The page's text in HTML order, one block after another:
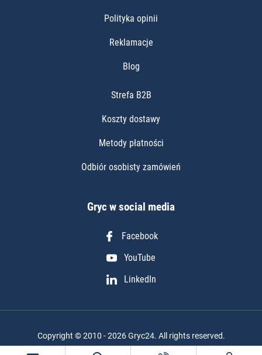
Polityka opinii
Reklamacje
Blog
Strefa B2B
Koszty dostawy
Metody płatności
Odbiór osobisty zamówień
Gryc w social media
Facebook
YouTube
LinkedIn
Copyright © 2010 - 2026 Gryc24. All rights reserved.